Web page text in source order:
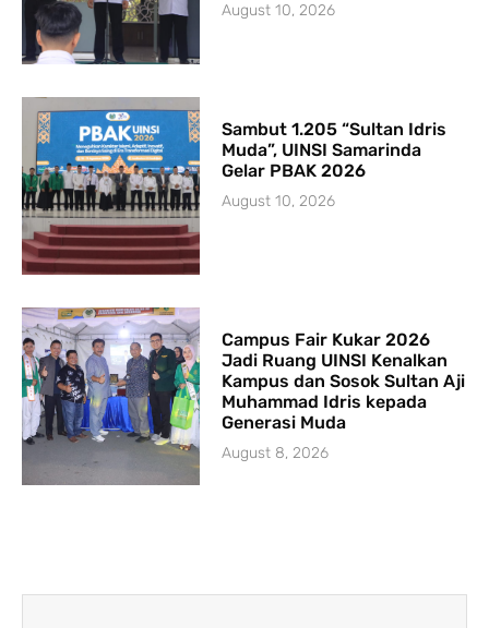
August 10, 2026
Sambut 1.205 “Sultan Idris
Muda”, UINSI Samarinda
Gelar PBAK 2026
August 10, 2026
Campus Fair Kukar 2026
Jadi Ruang UINSI Kenalkan
Kampus dan Sosok Sultan Aji
Muhammad Idris kepada
Generasi Muda
August 8, 2026